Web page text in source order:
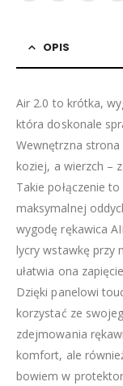
OPIS
Air 2.0 to krótka,
która doskonale
Wewnętrzna
koziej, a wierzch –
Takie połączenie
maksymalnej
wygodę rękawica
lycry wstawkę przy
ułatwia ona
Dzięki panelowi
korzystać ze
zdejmowania
komfort, ale
bowiem w